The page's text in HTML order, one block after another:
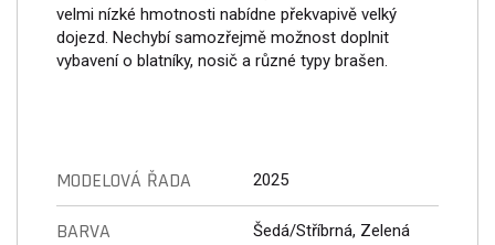
velmi nízké hmotnosti nabídne překvapivě velký
dojezd. Nechybí samozřejmě možnost doplnit
vybavení o blatníky, nosič a různé typy brašen.
MODELOVÁ ŘADA 2025
BARVA Šedá/Stříbrná, Zelená